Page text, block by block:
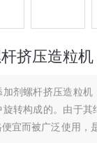
挤压造粒机
加剂螺杆挤压造粒机
转构成的。由于其
宜而被广泛使用，